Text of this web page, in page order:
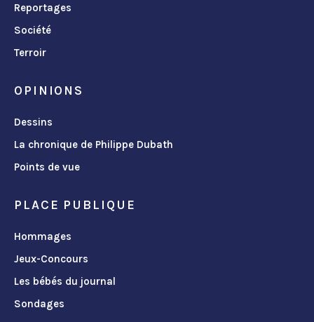
Reportages
Société
Terroir
OPINIONS
Dessins
La chronique de Philippe Dubath
Points de vue
PLACE PUBLIQUE
Hommages
Jeux-Concours
Les bébés du journal
Sondages